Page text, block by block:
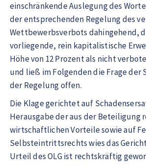
einschränkende Auslegung des
der entsprechenden Regelung des
Wettbewerbsverbots dahingehend,
vorliegende, rein kapitalistische
Höhe von 12 Prozent als nicht
und ließ im Folgenden die Frage
der Regelung offen.
Die Klage gerichtet auf
Herausgabe der aus der Beteiligung
wirtschaftlichen Vorteile sowie auf
Selbsteintrittsrechts wies das
Urteil des OLG ist rechtskräftig